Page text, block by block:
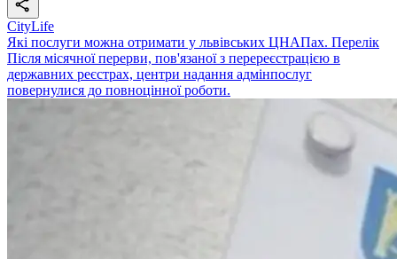
CityLife
Які послуги можна отримати у львівських ЦНАПах. Перелік
Після місячної перерви, пов'язаної з перереєстрацією в
державних реєстрах, центри надання адмінпослуг
повернулися до повноцінної роботи.